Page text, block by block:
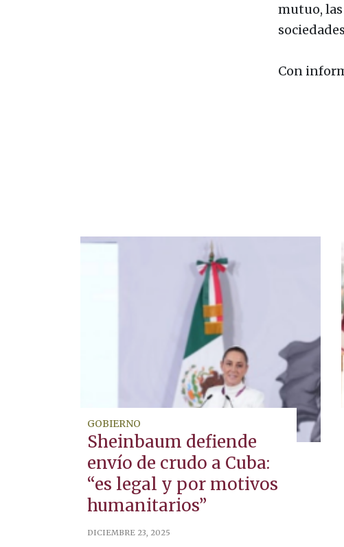
mutuo,
Con
GOBIERNO
Sheinbaum defiende
envío de crudo a Cuba:
“es legal y por motivos
humanitarios”
DICIEMBRE 23, 2025